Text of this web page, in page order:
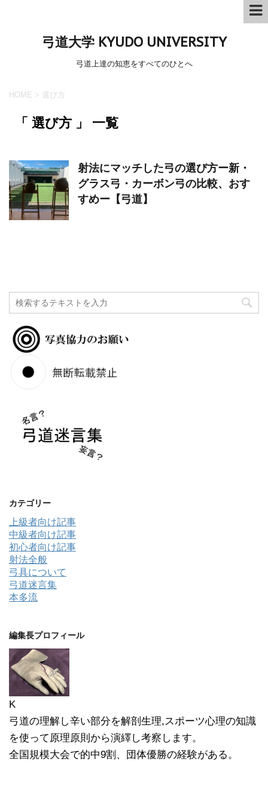
弓道大学 KYUDO UNIVERSITY
弓道上達の知恵をすべてのひとへ
HOME > 選び方
「 選び方 」 一覧
射法にマッチした弓の選び方ー新・
グラス弓・カーボン弓の比較、おす
すめー【弓道】
カテゴリー
上級者向け記事
中級者向け記事
初心者向け記事
射法全般
弓具について
弓道迷言集
本多流
編集長プロフィール
K
弓道の理解し辛い部分を解剖生理,スポーツ心理の知識
を使って原理原則から演繹し考察します。
全国規模大会で的中9割、団体優勝の経験がある。